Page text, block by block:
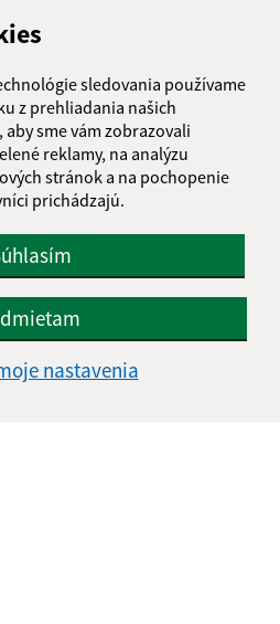
sledovania používame
z prehliadania našich
sme vám zobrazovali
reklamy, na analýzu
stránok a na pochopenie
prichádzajú.
nastavenia
o stránke:
o prístupnosti
práva
údajov